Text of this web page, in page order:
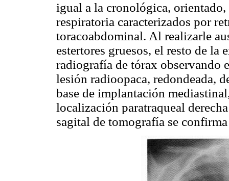
igual a la cronológica,
respiratoria caracterizados por
toracoabdominal. Al realizarle
estertores gruesos, el resto de
radiografía de tórax observando
lesión radioopaca, redondeada,
base de implantación
localización paratraqueal
sagital de tomografía se